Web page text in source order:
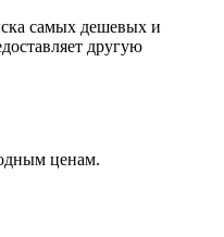
самых дешевых и
другую
ценам.